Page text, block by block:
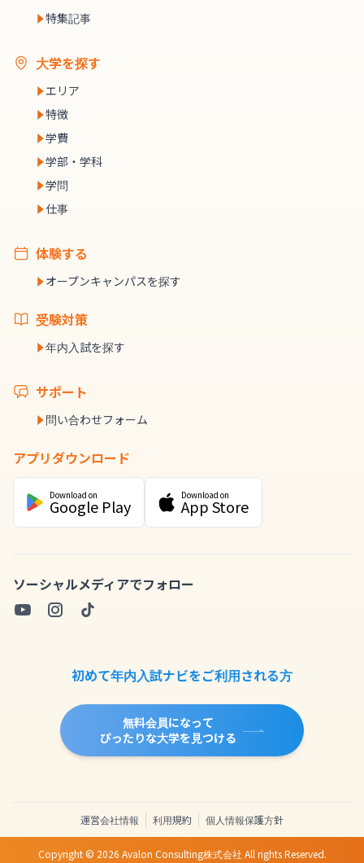
特集記事
大学を探す
エリア
特徴
学費
学部・学科
学問
仕事
体験する
オープンキャンパスを探す
受験対策
年内入試を探す
サポート
問い合わせフォーム
アプリダウンロード
Download on
Google Play
Download on
App Store
ソーシャルメディアでフォロー
初めて年内入試ナビをご利用される方
無料会員になって
ぴったりな大学を見つける
運営会社情報 利用規約 個人情報保護方針
Copyright © 2026 Avalon Consulting株式会社 All rights Reserved.